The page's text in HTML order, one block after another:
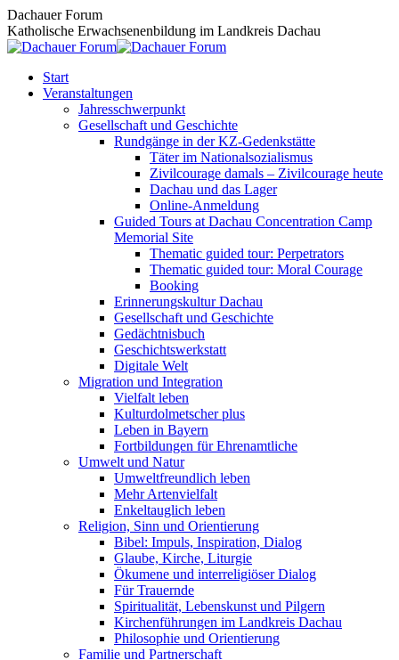
Zum
Inhalt
springen
Dachauer Forum
Katholische Erwachsenenbildung im Landkreis Dachau
Start
Veranstaltungen
Jahresschwerpunkt
Gesellschaft und Geschichte
Rundgänge in der KZ-Gedenkstätte
Täter im Nationalsozialismus
Zivilcourage damals – Zivilcourage heute
Dachau und das Lager
Online-Anmeldung
Guided Tours at Dachau Concentration Camp
Memorial Site
Thematic guided tour: Perpetrators
Thematic guided tour: Moral Courage
Booking
Erinnerungskultur Dachau
Gesellschaft und Geschichte
Gedächtnisbuch
Geschichtswerkstatt
Digitale Welt
Migration und Integration
Vielfalt leben
Kulturdolmetscher plus
Leben in Bayern
Fortbildungen für Ehrenamtliche
Umwelt und Natur
Umweltfreundlich leben
Mehr Artenvielfalt
Enkeltauglich leben
Religion, Sinn und Orientierung
Bibel: Impuls, Inspiration, Dialog
Glaube, Kirche, Liturgie
Ökumene und interreligiöser Dialog
Für Trauernde
Spiritualität, Lebenskunst und Pilgern
Kirchenführungen im Landkreis Dachau
Philosophie und Orientierung
Familie und Partnerschaft